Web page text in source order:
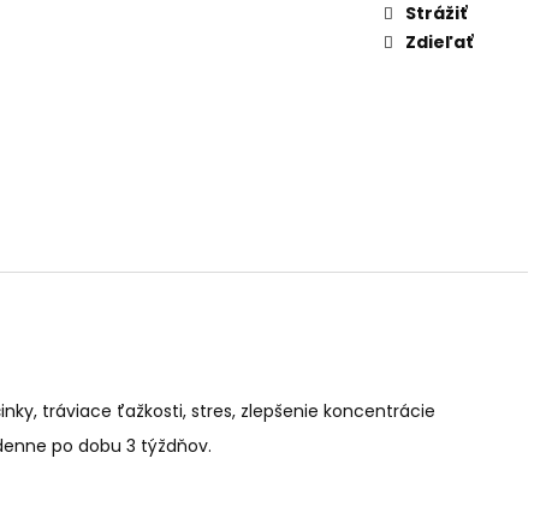
Strážiť
Zdieľať
tráviace ťažkosti, stres, zlepšenie koncentrácie
po dobu 3 týždňov.